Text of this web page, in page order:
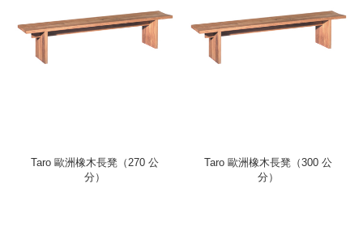
Taro 歐洲橡木長凳（270 公
分）
Taro 歐洲橡木長凳（300 公
分）